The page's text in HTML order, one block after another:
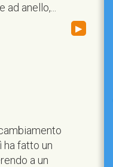
anello,...
▸
ha fatto un
a un